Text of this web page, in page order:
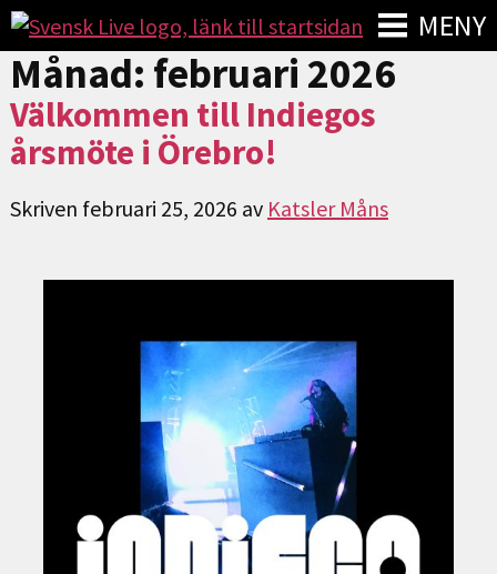
MENY
Månad: februari 2026
Välkommen till Indiegos
årsmöte i Örebro!
Skriven februari 25, 2026 av Katsler Måns